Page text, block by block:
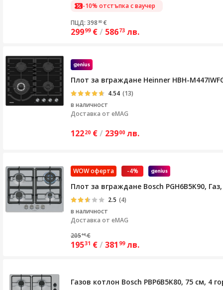
-10% отстъпка с ваучер
ПЦД: 398 80 €
29999 €/ 58673 лв.
Плот за вграждане Heinner HBH-
4.54 (13)
в наличност
Доставка от eMAG
12220 €/ 23900 лв.
-4%
WOW оферта
Плот за вграждане Bosch PGH6B5K90,
2.5 (4)
в наличност
Доставка от eMAG
20518 €
19531 €/ 381 99 лв.
Газов котлон Bosch PBP6B5K80, 75 см, 4